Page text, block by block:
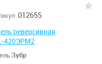
012655
реверсивная
420ЭРМ2
Зубр